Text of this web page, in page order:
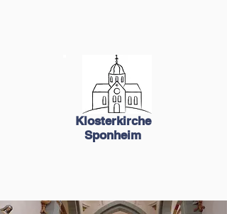
Klosterkirche
Sponheim